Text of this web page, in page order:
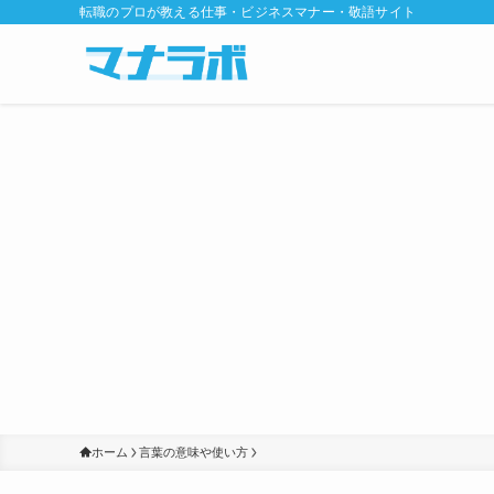
転職のプロが教える仕事・ビジネスマナー・敬語サイト
ホーム 言葉の意味や使い方